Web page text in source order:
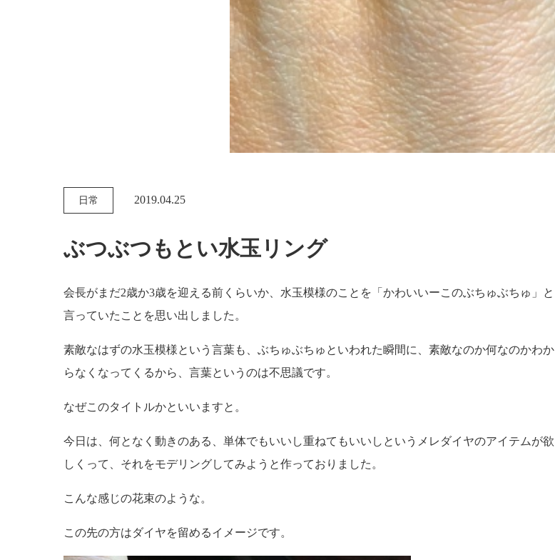
日常 2019.04.25
ぶつぶつもとい水玉リング
会長がまだ2歳か3歳を迎える前くらいか、水玉模様のことを「かわいいーこのぶちゅぶちゅ」と
言っていたことを思い出しました。
素敵なはずの水玉模様という言葉も、ぶちゅぶちゅといわれた瞬間に、素敵なのか何なのかわか
らなくなってくるから、言葉というのは不思議です。
なぜこのタイトルかといいますと。
今日は、何となく動きのある、単体でもいいし重ねてもいいしというメレダイヤのアイテムが欲
しくって、それをモデリングしてみようと作っておりました。
こんな感じの花束のような。
この先の方はダイヤを留めるイメージです。